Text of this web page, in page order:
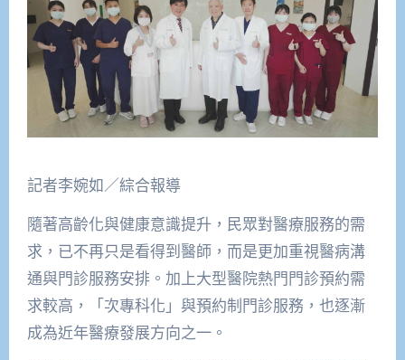
記者李婉如／綜合報導
隨著高齡化與健康意識提升，民眾對醫療服務的需
求，已不再只是看得到醫師，而是更加重視醫病溝
通與門診服務安排。加上大型醫院熱門門診預約需
求較高，「次專科化」與預約制門診服務，也逐漸
成為近年醫療發展方向之一。